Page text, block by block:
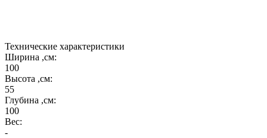
Технические характеристики
Ширина ,см:
100
Высота ,см:
55
Глубина ,см:
100
Вес:
-